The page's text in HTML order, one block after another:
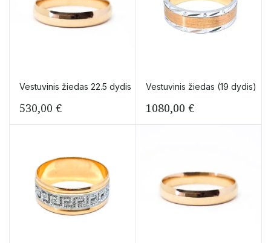
Vestuvinis žiedas 22.5 dydis
530,00 €
Vestuvinis žiedas (19 dydis)
1080,00 €